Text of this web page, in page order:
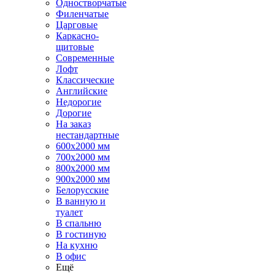
Одностворчатые
Филенчатые
Царговые
Каркасно-
щитовые
Современные
Лофт
Классические
Английские
Недорогие
Дорогие
На заказ
нестандартные
600х2000 мм
700х2000 мм
800х2000 мм
900х2000 мм
Белорусские
В ванную и
туалет
В спальню
В гостиную
На кухню
В офис
Ещё